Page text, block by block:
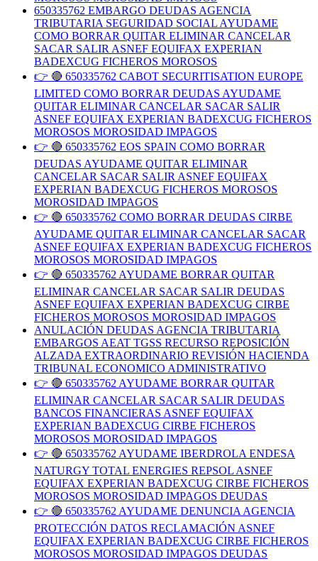
650335762 EMBARGO DEUDAS AGENCIA
TRIBUTARIA SEGURIDAD SOCIAL AYUDAME
COMO BORRAR QUITAR ELIMINAR CANCELAR
SACAR SALIR ASNEF EQUIFAX EXPERIAN
BADEXCUG FICHEROS MOROSOS
👉 🔴 650335762 CABOT SECURITISATION EUROPE
LIMITED COMO BORRAR DEUDAS AYUDAME
QUITAR ELIMINAR CANCELAR SACAR SALIR
ASNEF EQUIFAX EXPERIAN BADEXCUG FICHEROS
MOROSOS MOROSIDAD IMPAGOS
👉 🔴 650335762 EOS SPAIN COMO BORRAR
DEUDAS AYUDAME QUITAR ELIMINAR
CANCELAR SACAR SALIR ASNEF EQUIFAX
EXPERIAN BADEXCUG FICHEROS MOROSOS
MOROSIDAD IMPAGOS
👉 🔴 650335762 COMO BORRAR DEUDAS CIRBE
AYUDAME QUITAR ELIMINAR CANCELAR SACAR
ASNEF EQUIFAX EXPERIAN BADEXCUG FICHEROS
MOROSOS MOROSIDAD IMPAGOS
👉 🔴 650335762 AYUDAME BORRAR QUITAR
ELIMINAR CANCELAR SACAR SALIR DEUDAS
ASNEF EQUIFAX EXPERIAN BADEXCUG CIRBE
FICHEROS MOROSOS MOROSIDAD IMPAGOS
ANULACIÓN DEUDAS AGENCIA TRIBUTARIA
EMBARGOS AEAT TGSS RECURSO REPOSICIÓN
ALZADA EXTRAORDINARIO REVISIÓN HACIENDA
TRIBUNAL ECONOMICO ADMINISTRATIVO
👉 🔴 650335762 AYUDAME BORRAR QUITAR
ELIMINAR CANCELAR SACAR SALIR DEUDAS
BANCOS FINANCIERAS ASNEF EQUIFAX
EXPERIAN BADEXCUG CIRBE FICHEROS
MOROSOS MOROSIDAD IMPAGOS
👉 🔴 650335762 AYUDAME IBERDROLA ENDESA
NATURGY TOTAL ENERGIES REPSOL ASNEF
EQUIFAX EXPERIAN BADEXCUG CIRBE FICHEROS
MOROSOS MOROSIDAD IMPAGOS DEUDAS
👉 🔴 650335762 AYUDAME DENUNCIA AGENCIA
PROTECCIÓN DATOS RECLAMACIÓN ASNEF
EQUIFAX EXPERIAN BADEXCUG CIRBE FICHEROS
MOROSOS MOROSIDAD IMPAGOS DEUDAS